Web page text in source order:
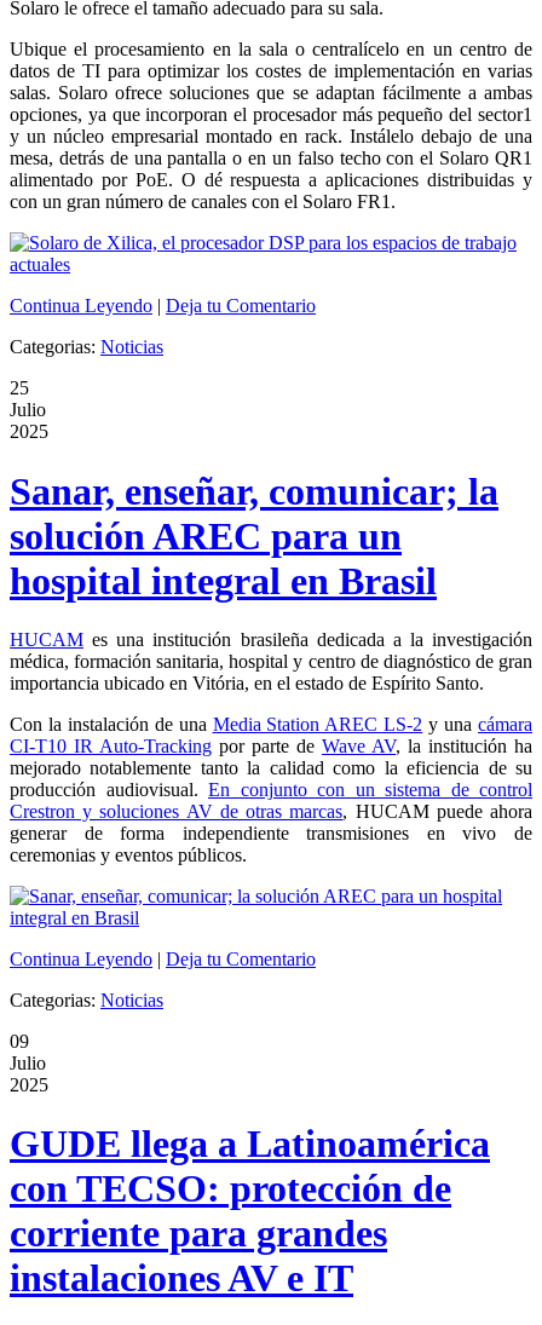
Solaro le ofrece el tamaño adecuado para su sala.
Ubique el procesamiento en la sala o centralícelo en un centro de
datos de TI para optimizar los costes de implementación en varias
salas. Solaro ofrece soluciones que se adaptan fácilmente a ambas
opciones, ya que incorporan el procesador más pequeño del sector1
y un núcleo empresarial montado en rack. Instálelo debajo de una
mesa, detrás de una pantalla o en un falso techo con el Solaro QR1
alimentado por PoE. O dé respuesta a aplicaciones distribuidas y
con un gran número de canales con el Solaro FR1.
Continua Leyendo | Deja tu Comentario
Categorias: Noticias
25
Julio
2025
Sanar, enseñar, comunicar; la
solución AREC para un
hospital integral en Brasil
HUCAM es una institución brasileña dedicada a la investigación
médica, formación sanitaria, hospital y centro de diagnóstico de gran
importancia ubicado en Vitória, en el estado de Espírito Santo.
Con la instalación de una Media Station AREC LS-2 y unacámara
CI-T10 IR Auto-Tracking por parte de Wave AV, la institución ha
mejorado notablemente tanto la calidad como la eficiencia de su
producción audiovisual. En conjunto con un sistema de control
Crestron y soluciones AV de otras marcas, HUCAM puede ahora
generar de forma independiente transmisiones en vivo de
ceremonias y eventos públicos.
Continua Leyendo | Deja tu Comentario
Categorias: Noticias
09
Julio
2025
GUDE llega a Latinoamérica
con TECSO: protección de
corriente para grandes
instalaciones AV e IT